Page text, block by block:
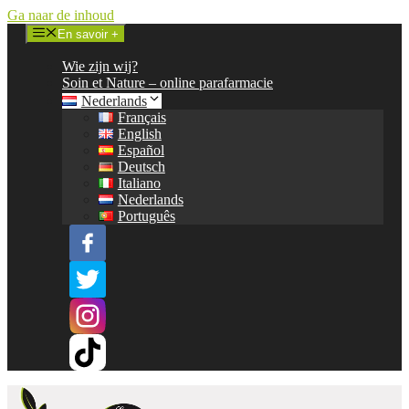
Ga naar de inhoud
En savoir +
Wie zijn wij?
Soin et Nature – online parafarmacie
Nederlands
Français
English
Español
Deutsch
Italiano
Nederlands
Português